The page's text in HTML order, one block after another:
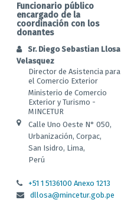
Funcionario público
encargado de la
coordinación con los
donantes
Sr. Diego Sebastian Llosa
Velasquez
Director de Asistencia para
el Comercio Exterior
Ministerio de Comercio
Exterior y Turismo -
MINCETUR
Calle Uno Oeste N° 050,
Urbanización, Corpac,
San Isidro, Lima,
Perú
+51 1 5136100 Anexo 1213
dllosa@mincetur.gob.pe